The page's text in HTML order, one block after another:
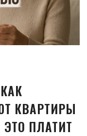
КВАРТИРЫ
ПЛАТИТ